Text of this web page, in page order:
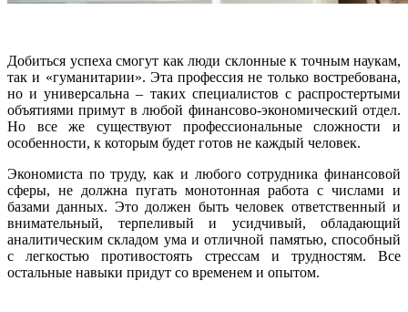
Добиться успеха смогут как люди склонные к точным наукам,
так и «гуманитарии». Эта профессия не только востребована,
но и универсальна – таких специалистов с распростертыми
объятиями примут в любой финансово-экономический отдел.
Но все же существуют профессиональные сложности и
особенности, к которым будет готов не каждый человек.
Экономиста по труду, как и любого сотрудника финансовой
сферы, не должна пугать монотонная работа с числами и
базами данных. Это должен быть человек ответственный и
внимательный, терпеливый и усидчивый, обладающий
аналитическим складом ума и отличной памятью, способный
с легкостью противостоять стрессам и трудностям. Все
остальные навыки придут со временем и опытом.